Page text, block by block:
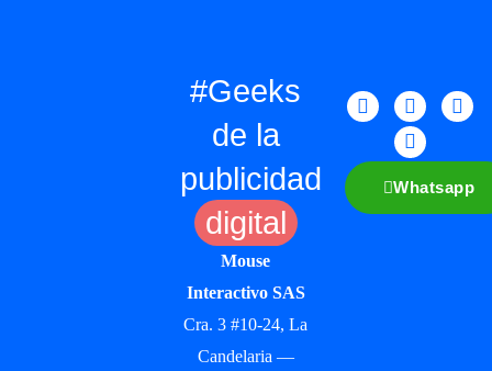
#Geeks
de la
publicidad
digital
Mouse
Interactivo SAS
Cra. 3 #10-24, La
Candelaria —
Whatsapp